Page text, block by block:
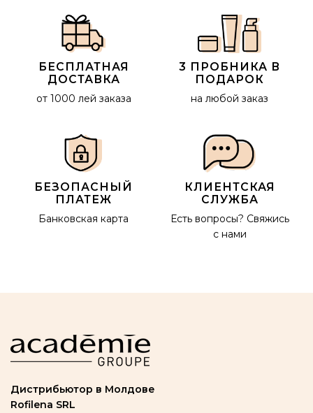
БЕСПЛАТНАЯ
ДОСТАВКА
от 1000 лей заказа
3 ПРОБНИКА В
ПОДАРОК
на любой заказ
БЕЗОПАСНЫЙ
ПЛАТЕЖ
Банковская карта
КЛИЕНТСКАЯ
СЛУЖБА
Есть вопросы? Свяжись
с нами
Дистрибьютор в Молдове
Rofilena SRL